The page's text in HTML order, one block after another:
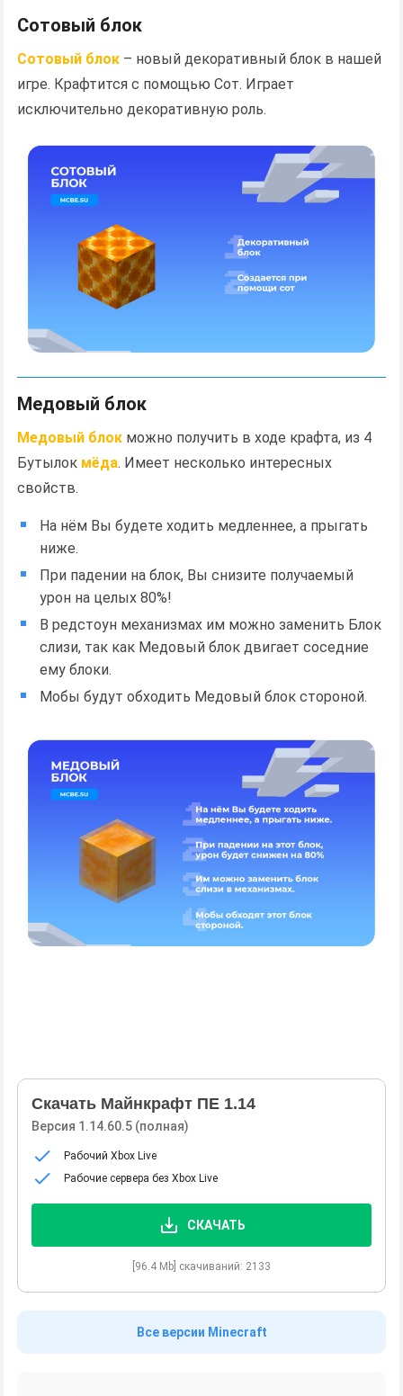
Сотовый блок
Сотовый блок – новый декоративный блок в нашей
игре. Крафтится с помощью Сот. Играет
исключительно декоративную роль.
Медовый блок
Медовый блок можно получить в ходе крафта, из 4
Бутылок мёда. Имеет несколько интересных
свойств.
На нём Вы будете ходить медленнее, а прыгать
ниже.
При падении на блок, Вы снизите получаемый
урон на целых 80%!
В редстоун механизмах им можно заменить Блок
слизи, так как Медовый блок двигает соседние
ему блоки.
Мобы будут обходить Медовый блок стороной.
Скачать Майнкрафт ПЕ 1.14
Версия 1.14.60.5 (полная)
Рабочий Xbox Live
Рабочие сервера без Xbox Live
СКАЧАТЬ
[96.4 Mb] скачиваний: 2133
Все версии Minecraft